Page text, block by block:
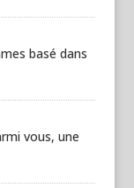
basé dans
vous, une